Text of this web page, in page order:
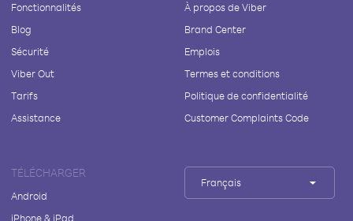
Fonctionnalités
Blog
Sécurité
Viber Out
Tarifs
Assistance
À propos de Viber
Brand Center
Emplois
Termes et conditions
Politique de confidentialité
Customer Complaints Code
TÉLÉCHARGER
Android
iPhone & iPad
Français